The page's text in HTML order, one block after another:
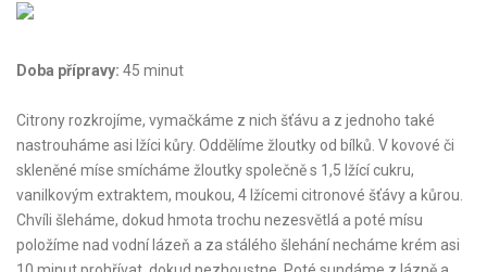
Doba přípravy: 45 minut
Citrony rozkrojíme, vymačkáme z nich šťávu a z jednoho také
nastrouháme asi lžíci kůry. Oddělíme žloutky od bílků. V kovové či
skleněné míse smícháme žloutky společně s 1,5 lžící cukru,
vanilkovým extraktem, moukou, 4 lžícemi citronové šťávy a kůrou.
Chvíli šleháme, dokud hmota trochu nezesvětlá a poté mísu
položíme nad vodní lázeň a za stálého šlehání necháme krém asi